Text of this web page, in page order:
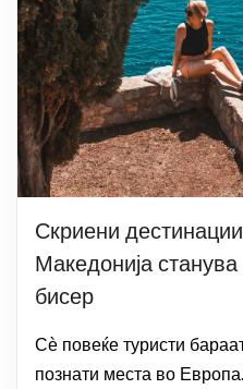
Скриени
Македонија
бисер
Сѐ повеќе туристи
познати места во